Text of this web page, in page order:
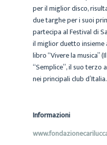
per il miglior disco,
due targhe per i suoi
partecipa al Festival di
il miglior duetto insieme
libro “Vivere la musica”
“Semplice”, il suo terzo
nei principali club d’Italia.
Informazioni